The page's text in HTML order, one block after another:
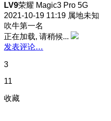
LV9荣耀 Magic3 Pro 5G
2021-10-19 11:19 属地未知
吹牛第一名
正在加载, 请稍候...
发表评论…
3
11
收藏